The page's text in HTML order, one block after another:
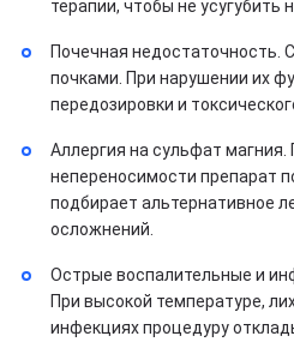
терапии, чтобы не усугубить
Почечная недостаточность.
почками. При нарушении их
передозировки и
Аллергия на сульфат
непереносимости препарат
подбирает альтернативное
осложнений.
Острые воспалительные и
При высокой температуре,
инфекциях процедуру